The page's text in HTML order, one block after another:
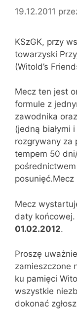
19.12.2011
KSzGK, przy
towarzyski
(Witold’s
Mecz ten jest
formule z
zawodnika
(jedną białymi
rozgrywany za
tempem 50
Mecz
daty końcowej.
01.02.2012.
Proszę
zamieszczone
ku pamięci
wszystkie
dokonać